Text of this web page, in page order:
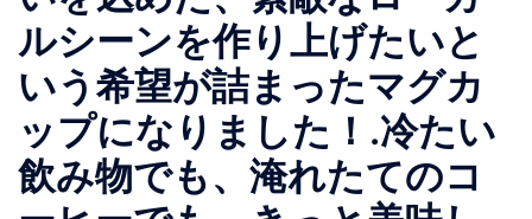
ルシーンを作り上げたいと
いう希望が詰まったマグカ
ップになりました！.冷たい
飲み物でも、淹れたてのコ